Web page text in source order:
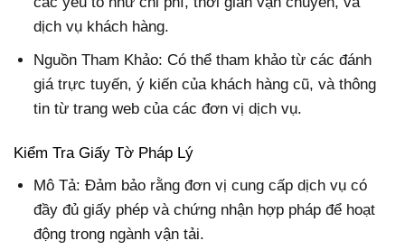
dịch vụ khách hàng.
Nguồn Tham Khảo: Có thể tham khảo từ các đánh
giá trực tuyến, ý kiến của khách hàng cũ, và thông
tin từ trang web của các đơn vị dịch vụ.
Kiểm Tra Giấy Tờ Pháp Lý
Mô Tả: Đảm bảo rằng đơn vị cung cấp dịch vụ có
đầy đủ giấy phép và chứng nhận hợp pháp để hoạt
động trong ngành vận tải.